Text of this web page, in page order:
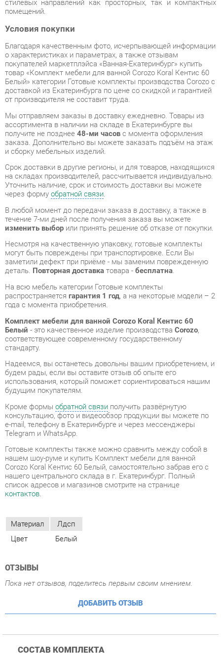
Благодаря качественным фото, исчерпывающей информации
о характеристиках и параметрах, а также отзывам
покупателей маркетплэйса «Ванная-Екатеринбург» купить
товар «Комплект мебели для ванной Corozo Koral Кентис 60
Белый» категории Готовые комплекты производства Corozo с
доставкой из Екатеринбурга по цене со скидкой и гарантией
от производителя не составит труда.
Мы отправляем заказы в доставку ежедневно. Товары из
ассортимента в наличии на складе в Екатеринбурге вы
получите не позднее48-ми часовс момента оформления
заказа. Дополнительно вы можете заказать подъём на этаж
Срок доставки в другие регионы, и для товаров, находящихся
на складах производителей, рассчитывается индивидуально.
Уточнить наличие, срок и стоимость доставки вы можете
через формуобратной связи.
В любой момент до передачи заказа в доставку, а также в
течение 7-ми дней после получения заказа вы можете
изменить выборили принять решение об отказе от покупки.
Несмотря на качественную упаковку, готовые комплекты
могут быть повреждены при транспортировке. Если Вы
заметили дефект при приёме - мы заменим поврежденную
деталь.Повторная доставка товара -бесплатна.
На всю мебель категории Готовые комплекты
распространяетсягарантия 1 год, а на некоторые модели – 2
года с момента приобретения.
Комплект мебели для ванной Corozo Koral Кентис 60
соответствующее современному государственному
стандарту.
будем рады, если вы оставите отзыв об опыте его
использования, который поможет сориентироваться нашим
будущим покупателям.
Кроме формы
консультацию, фото и видеообзор продукции вы можете по
e-mail, телефону в Екатеринбурге и через мессенджеры
Telegram и WhatsApp.
Готовые комплекты также можно сравнить между собой в
нашем шоу-руме и купить Комплект мебели для ванной
Corozo Koral Кентис 60 Белый, самостоятельно забрав его с
нашего центрального склада в г. Екатеринбург. Полный
список адресов и магазинов смотрите на странице
контактов.
Материал Лдсп
Цвет Белый
Пока нет отзывов, поделитесь первым своим мнением.
ДОБАВИТЬ ОТЗЫВ
СОСТАВ КОМПЛЕКТА